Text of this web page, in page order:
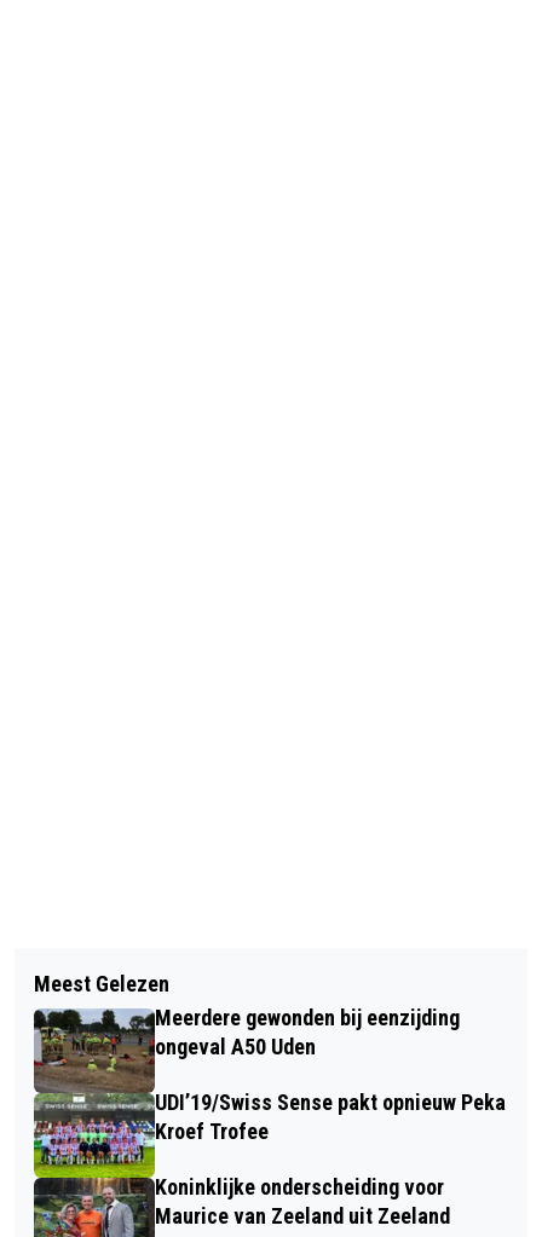
IRRITATIE OVER VEELVULDIG
TOILETBEZOEK LEIDT TOT
ONHOUDBAAR ONTSLAG OP STAANDE
VOET
LEERLINGEN GAAN DE STRIJD AAN
MET E-WASTE
Meest Gelezen
Meerdere gewonden bij eenzijding
ongeval A50 Uden
UDI’19/Swiss Sense pakt opnieuw Peka
Kroef Trofee
Koninklijke onderscheiding voor
Maurice van Zeeland uit Zeeland